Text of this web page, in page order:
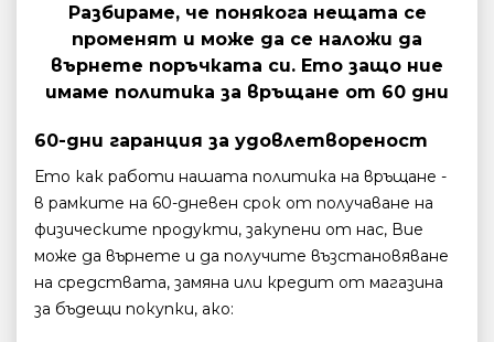
Разбираме, че понякога нещата се
променят и може да се наложи да
върнете поръчката си. Ето защо ние
имаме политика за връщане от 60 дни
60-дни гаранция за удовлетвореност
Ето как работи нашата политика на връщане -
в рамките на 60-дневен срок от получаване на
физическите продукти, закупени от нас, Вие
може да върнете и да получите възстановяване
на средствата, замяна или кредит от магазина
за бъдещи покупки, ако: